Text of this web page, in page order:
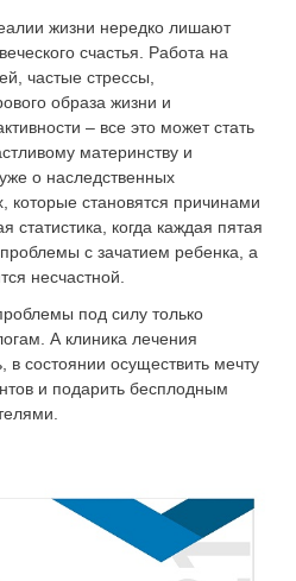
жизни нередко лишают
счастья. Работа на
частые стрессы,
образа жизни и
– все это может стать
материнству и
о наследственных
которые становятся причинами
статистика, когда каждая пятая
с зачатием ребенка, а
несчастной.
под силу только
А клиника лечения
состоянии осуществить мечту
и подарить бесплодным